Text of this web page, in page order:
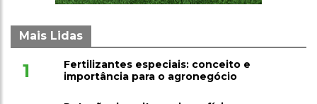
Mais Lidas
1
Fertilizantes especiais: conceito e
importância para o agronegócio